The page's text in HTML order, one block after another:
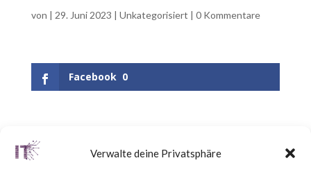
Verwalte deine Privatsphäre
von | 29. Juni 2023 | Unkategorisiert | 0 Kommentare
Facebook 0
UPDATE June 25, 2023:
Updated the appendix to